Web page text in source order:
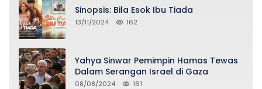
Sinopsis: Bila Esok Ibu Tiada
13/11/2024 162
Yahya Sinwar Pemimpin Hamas Tewas
Dalam Serangan Israel di Gaza
08/08/2024 161